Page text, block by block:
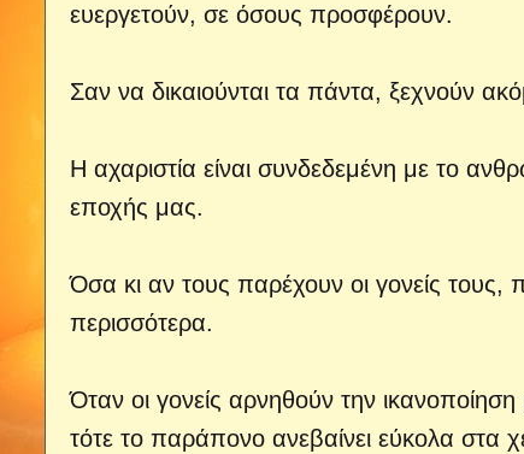
ευεργετούν, σε όσους προσφέρουν.
Σαν να δικαιούνται τα πάντα, ξεχνούν
Η αχαριστία είναι συνδεδεμένη με το
εποχής μας.
Όσα κι αν τους παρέχουν οι γονείς
περισσότερα.
Όταν οι γονείς αρνηθούν την
τότε το παράπονο ανεβαίνει εύκολα στα